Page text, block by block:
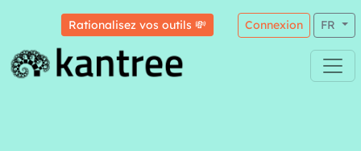
Rationalisez vos outils 💸 Connexion FR